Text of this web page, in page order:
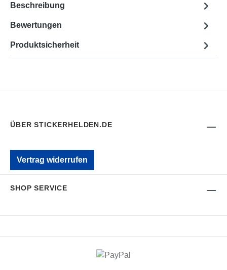
Beschreibung
Bewertungen
Produktsicherheit
ÜBER STICKERHELDEN.DE
Vertrag widerrufen
SHOP SERVICE